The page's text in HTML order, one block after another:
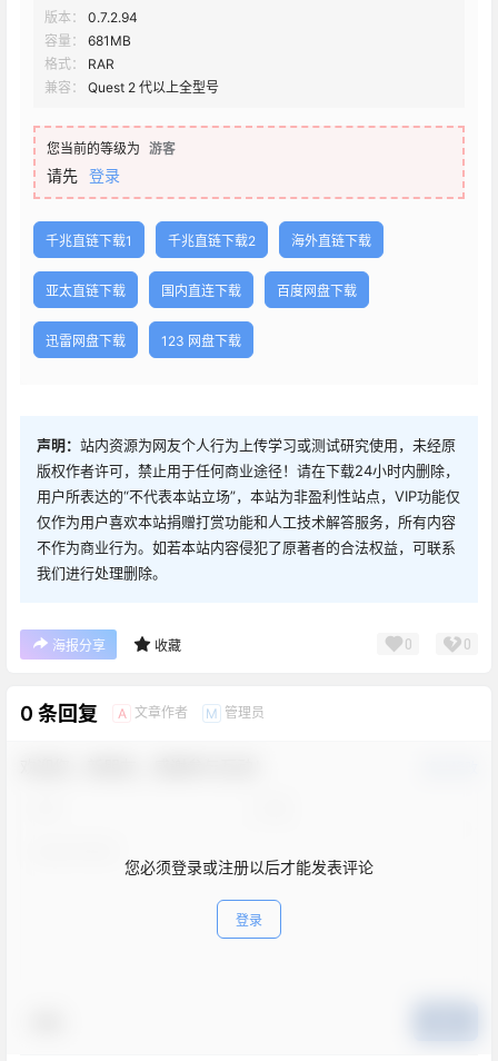
版本：
0.7.2.94
容量：
681MB
格式：
RAR
兼容：
Quest 2 代以上全型号
您当前的等级为 游客
请先 登录
千兆直链下载1 千兆直链下载2 海外直链下载
亚太直链下载 国内直连下载 百度网盘下载
迅雷网盘下载 123 网盘下载
声明： 站内资源为网友个人行为上传学习或测试研究使用，未经原
版权作者许可，禁止用于任何商业途径！请在下载24小时内删除，
用户所表达的“不代表本站立场”，本站为非盈利性站点，VIP功能仅
仅作为用户喜欢本站捐赠打赏功能和人工技术解答服务，所有内容
不作为商业行为。如若本站内容侵犯了原著者的合法权益，可联系
我们进行处理删除。
海报分享 收藏 0 0
0 条回复 A 文章作者 M 管理员
您必须登录或注册以后才能发表评论
登录